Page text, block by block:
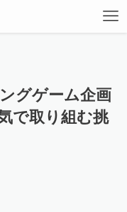
グゲーム企画
で取り組む挑